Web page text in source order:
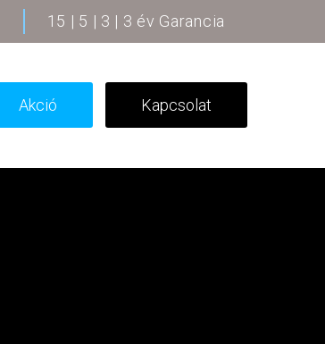
15 | 5 | 3 | 3 év Garancia
Akció Kapcsolat